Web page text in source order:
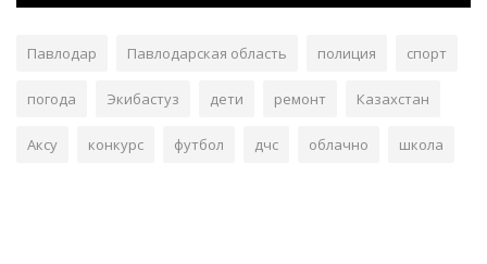
Павлодар Павлодарская область полиция спорт
погода Экибастуз дети ремонт Казахстан
Аксу конкурс футбол дчс облачно школа